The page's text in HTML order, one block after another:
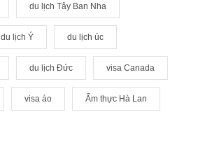
du lịch Tây Ban Nha
du lịch Ý du lịch úc
du lịch Đức visa Canada
visa áo Ẩm thực Hà Lan